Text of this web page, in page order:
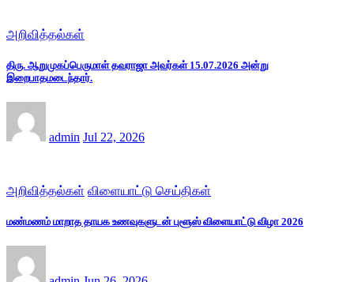
அறிவித்தல்கள்
திரு. ஆறுமுகப்பெருமாள் தவராஜா அவர்கள் 15.07.2026 அன்று
இறைபாதமடைந்தார்.
admin Jul 22, 2026
அறிவித்தல்கள் விளையாட்டு செய்திகள்
மண்மணம் மாறாத தாயக உணவுகளுடன் புளூஸ் விளையாட்டு விழா 2026